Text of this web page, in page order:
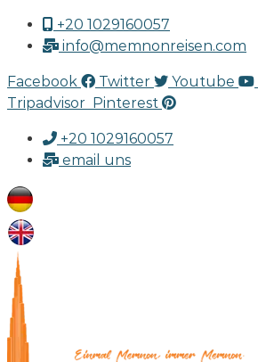
+20 1029160057
info@memnonreisen.com
Facebook Twitter Youtube
Tripadvisor Pinterest
+20 1029160057
email uns